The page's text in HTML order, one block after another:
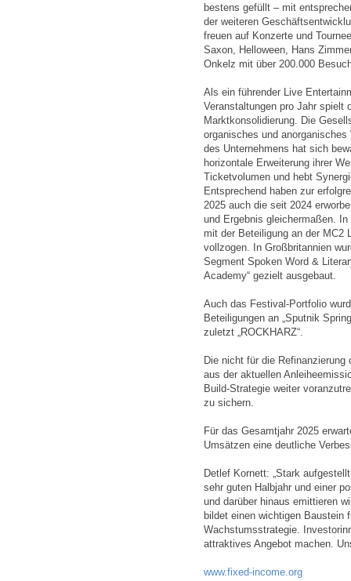
bestens gefüllt – mit
der weiteren
freuen auf Konzerte und
Saxon, Helloween, Hans
Onkelz mit über 200.000
Als ein führender Live
Veranstaltungen pro Jahr spielt
Marktkonsolidierung. Die
organisches und
des Unternehmens hat sich
horizontale Erweiterung ihrer
Ticketvolumen und hebt
Entsprechend haben zur
2025 auch die seit 2024
und Ergebnis gleichermaßen.
mit der Beteiligung an der MC2
vollzogen. In Großbritannien
Segment Spoken Word &
Academy“ gezielt ausgebaut.
Auch das Festival-Portfolio
Beteiligungen an „Sputnik
zuletzt „ROCKHARZ“.
Die nicht für die
aus der aktuellen
Build-Strategie weiter
zu sichern.
Für das Gesamtjahr 2025
Umsätzen eine deutliche
Detlef Kornett: „Stark
sehr guten Halbjahr und einer
und darüber hinaus emittieren
bildet einen wichtigen Baustein
Wachstumsstrategie.
attraktives Angebot machen.
www.fixed-income.org